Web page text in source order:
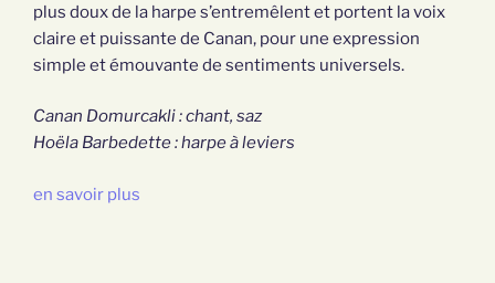
plus doux de la harpe s’entremêlent et portent la voix
claire et puissante de Canan, pour une expression
simple et émouvante de sentiments universels.
Canan Domurcakli : chant, saz
Hoëla Barbedette : harpe à leviers
en savoir plus